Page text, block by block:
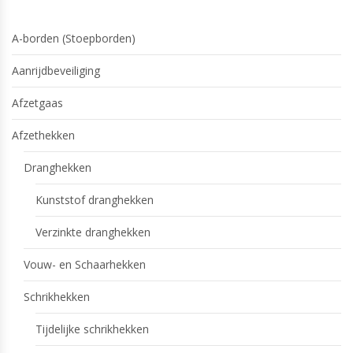
A-borden (Stoepborden)
Aanrijdbeveiliging
Afzetgaas
Afzethekken
Dranghekken
Kunststof dranghekken
Verzinkte dranghekken
Vouw- en Schaarhekken
Schrikhekken
Tijdelijke schrikhekken